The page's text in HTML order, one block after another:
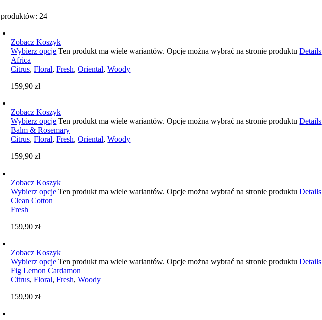
24
Zobacz Koszyk
Wybierz opcje Ten produkt ma wiele wariantów. Opcje można wybrać na stronie produktuDetails
Africa
Citrus,Floral,Fresh,Oriental,Woody
159,90zł
Zobacz Koszyk
Wybierz opcje Ten produkt ma wiele wariantów. Opcje można wybrać na stronie produktuDetails
Balm & Rosemary
Citrus,Floral,Fresh,Oriental,Woody
159,90zł
Zobacz Koszyk
Wybierz opcje Ten produkt ma wiele wariantów. Opcje można wybrać na stronie produktuDetails
Clean Cotton
Fresh
159,90zł
Zobacz Koszyk
Wybierz opcje Ten produkt ma wiele wariantów. Opcje można wybrać na stronie produktuDetails
Fig Lemon Cardamon
Citrus,Floral,Fresh,Woody
159,90zł